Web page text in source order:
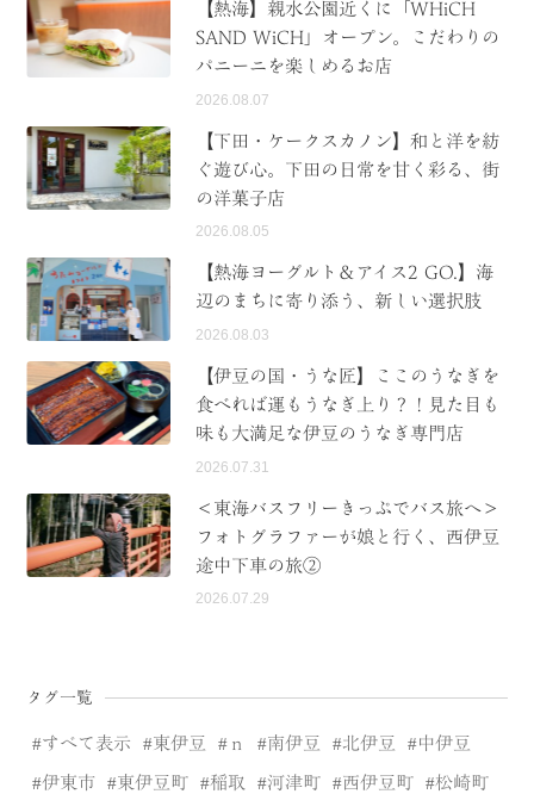
【熱海】親水公園近くに「WHiCH
SAND WiCH」オープン。こだわりの
パニーニを楽しめるお店
2026.08.07
【下田・ケークスカノン】和と洋を紡
ぐ遊び心。下田の日常を甘く彩る、街
の洋菓子店
2026.08.05
【熱海ヨーグルト＆アイス2 GO.】海
辺のまちに寄り添う、新しい選択肢
2026.08.03
【伊豆の国・うな匠】ここのうなぎを
食べれば運もうなぎ上り？！見た目も
味も大満足な伊豆のうなぎ専門店
2026.07.31
＜東海バスフリーきっぷでバス旅へ＞
フォトグラファーが娘と行く、西伊豆
途中下車の旅②
2026.07.29
タグ一覧
すべて表示 東伊豆 ｎ 南伊豆 北伊豆 中伊豆
伊東市 東伊豆町 稲取 河津町 西伊豆町 松崎町